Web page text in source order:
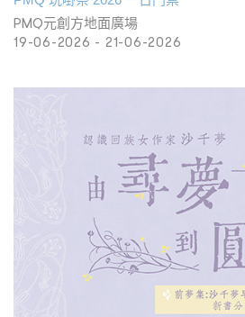
PMQ元創方地面廣場
19-06-2026 - 21-06-2026